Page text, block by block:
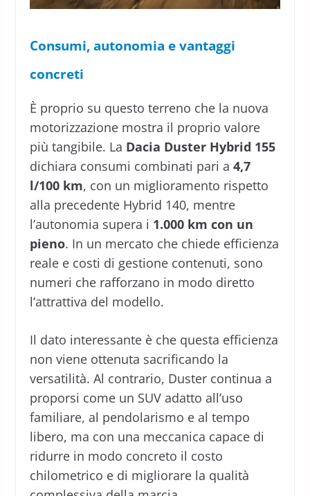
Consumi, autonomia e vantaggi
concreti
È proprio su questo terreno che la nuova
motorizzazione mostra il proprio valore
più tangibile. La Dacia Duster Hybrid 155
dichiara consumi combinati pari a 4,7
l/100 km, con un miglioramento rispetto
alla precedente Hybrid 140, mentre
l’autonomia supera i 1.000 km con un
pieno. In un mercato che chiede efficienza
reale e costi di gestione contenuti, sono
numeri che rafforzano in modo diretto
l’attrattiva del modello.
Il dato interessante è che questa efficienza
non viene ottenuta sacrificando la
versatilità. Al contrario, Duster continua a
proporsi come un SUV adatto all’uso
familiare, al pendolarismo e al tempo
libero, ma con una meccanica capace di
ridurre in modo concreto il costo
chilometrico e di migliorare la qualità